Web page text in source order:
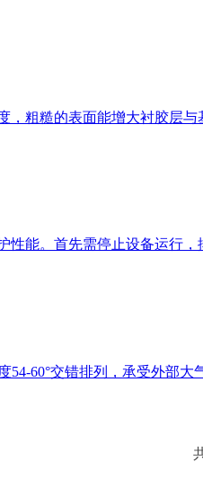
粗糙的表面能增大衬胶层
能。首先需停止设备运行
60°交错排列，承受外部大